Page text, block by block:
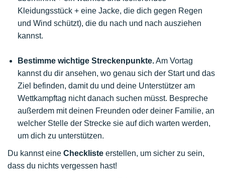
Kleidungsstück + eine Jacke, die dich gegen Regen
und Wind schützt), die du nach und nach ausziehen
kannst.
Bestimme wichtige Streckenpunkte.Am Vortag
kannst du dir ansehen, wo genau sich der Start und das
Ziel befinden, damit du und deine Unterstützer am
Wettkampftag nicht danach suchen müsst. Bespreche
außerdem mit deinen Freunden oder deiner Familie, an
welcher Stelle der Strecke sie auf dich warten werden,
um dich zu unterstützen.
Du kannst eine Checkliste erstellen, um sicher zu sein,
dass du nichts vergessen hast!